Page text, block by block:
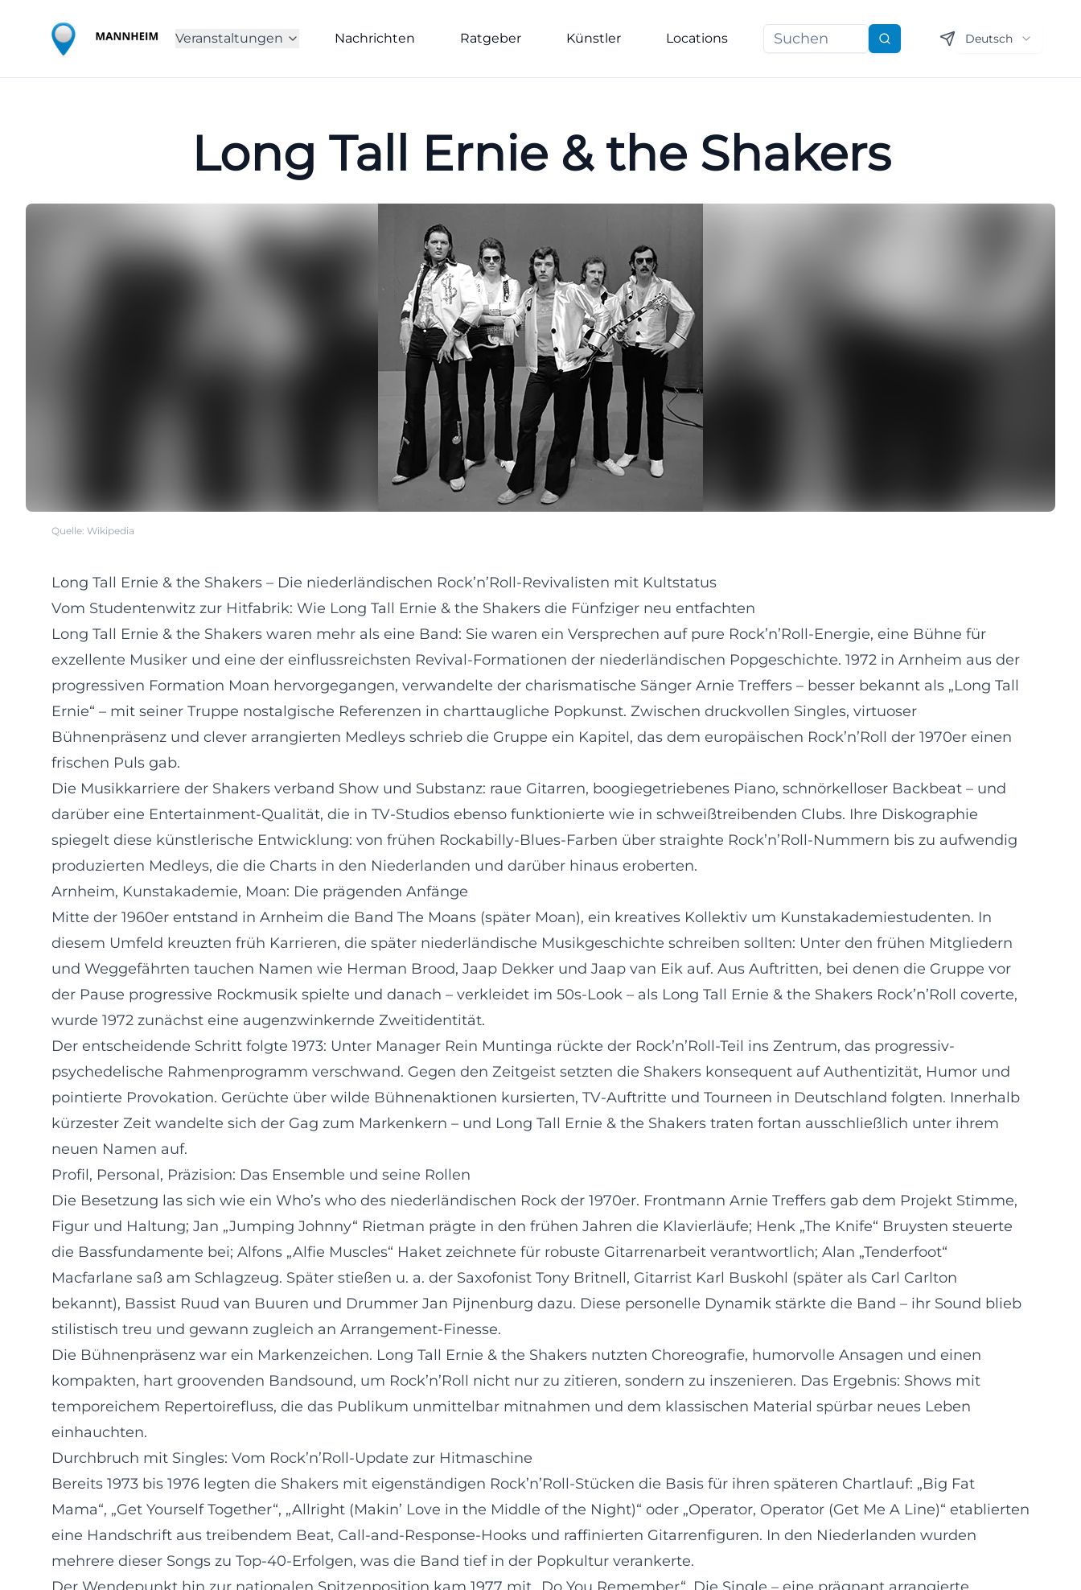
Veranstaltungen Nachrichten Ratgeber Künstler Locations Suchen Deutsch
Long Tall Ernie & the Shakers
Quelle: Wikipedia
Long Tall Ernie & the Shakers – Die niederländischen Rock’n’Roll-Revivalisten mit Kultstatus
Vom Studentenwitz zur Hitfabrik: Wie Long Tall Ernie & the Shakers die Fünfziger neu entfachten
Long Tall Ernie & the Shakers waren mehr als eine Band: Sie waren ein Versprechen auf pure Rock’n’Roll-Energie, eine Bühne für
exzellente Musiker und eine der einflussreichsten Revival-Formationen der niederländischen Popgeschichte. 1972 in Arnheim aus der
progressiven Formation Moan hervorgegangen, verwandelte der charismatische Sänger Arnie Treffers – besser bekannt als „Long Tall
Ernie“ – mit seiner Truppe nostalgische Referenzen in charttaugliche Popkunst. Zwischen druckvollen Singles, virtuoser
Bühnenpräsenz und clever arrangierten Medleys schrieb die Gruppe ein Kapitel, das dem europäischen Rock’n’Roll der 1970er einen
frischen Puls gab.
Die Musikkarriere der Shakers verband Show und Substanz: raue Gitarren, boogiegetriebenes Piano, schnörkelloser Backbeat – und
darüber eine Entertainment-Qualität, die in TV-Studios ebenso funktionierte wie in schweißtreibenden Clubs. Ihre Diskographie
spiegelt diese künstlerische Entwicklung: von frühen Rockabilly-Blues-Farben über straighte Rock’n’Roll-Nummern bis zu aufwendig
produzierten Medleys, die die Charts in den Niederlanden und darüber hinaus eroberten.
Arnheim, Kunstakademie, Moan: Die prägenden Anfänge
Mitte der 1960er entstand in Arnheim die Band The Moans (später Moan), ein kreatives Kollektiv um Kunstakademiestudenten. In
diesem Umfeld kreuzten früh Karrieren, die später niederländische Musikgeschichte schreiben sollten: Unter den frühen Mitgliedern
und Weggefährten tauchen Namen wie Herman Brood, Jaap Dekker und Jaap van Eik auf. Aus Auftritten, bei denen die Gruppe vor
der Pause progressive Rockmusik spielte und danach – verkleidet im 50s-Look – als Long Tall Ernie & the Shakers Rock’n’Roll coverte,
wurde 1972 zunächst eine augenzwinkernde Zweitidentität.
Der entscheidende Schritt folgte 1973: Unter Manager Rein Muntinga rückte der Rock’n’Roll-Teil ins Zentrum, das progressiv-
psychedelische Rahmenprogramm verschwand. Gegen den Zeitgeist setzten die Shakers konsequent auf Authentizität, Humor und
pointierte Provokation. Gerüchte über wilde Bühnenaktionen kursierten, TV-Auftritte und Tourneen in Deutschland folgten. Innerhalb
kürzester Zeit wandelte sich der Gag zum Markenkern – und Long Tall Ernie & the Shakers traten fortan ausschließlich unter ihrem
neuen Namen auf.
Profil, Personal, Präzision: Das Ensemble und seine Rollen
Die Besetzung las sich wie ein Who’s who des niederländischen Rock der 1970er. Frontmann Arnie Treffers gab dem Projekt Stimme,
Figur und Haltung; Jan „Jumping Johnny“ Rietman prägte in den frühen Jahren die Klavierläufe; Henk „The Knife“ Bruysten steuerte
die Bassfundamente bei; Alfons „Alfie Muscles“ Haket zeichnete für robuste Gitarrenarbeit verantwortlich; Alan „Tenderfoot“
Macfarlane saß am Schlagzeug. Später stießen u. a. der Saxofonist Tony Britnell, Gitarrist Karl Buskohl (später als Carl Carlton
bekannt), Bassist Ruud van Buuren und Drummer Jan Pijnenburg dazu. Diese personelle Dynamik stärkte die Band – ihr Sound blieb
stilistisch treu und gewann zugleich an Arrangement-Finesse.
Die Bühnenpräsenz war ein Markenzeichen. Long Tall Ernie & the Shakers nutzten Choreografie, humorvolle Ansagen und einen
kompakten, hart groovenden Bandsound, um Rock’n’Roll nicht nur zu zitieren, sondern zu inszenieren. Das Ergebnis: Shows mit
temporeichem Repertoirefluss, die das Publikum unmittelbar mitnahmen und dem klassischen Material spürbar neues Leben
einhauchten.
Durchbruch mit Singles: Vom Rock’n’Roll-Update zur Hitmaschine
Bereits 1973 bis 1976 legten die Shakers mit eigenständigen Rock’n’Roll-Stücken die Basis für ihren späteren Chartlauf: „Big Fat
Mama“, „Get Yourself Together“, „Allright (Makin’ Love in the Middle of the Night)“ oder „Operator, Operator (Get Me A Line)“ etablierten
eine Handschrift aus treibendem Beat, Call-and-Response-Hooks und raffinierten Gitarrenfiguren. In den Niederlanden wurden
mehrere dieser Songs zu Top-40-Erfolgen, was die Band tief in der Popkultur verankerte.